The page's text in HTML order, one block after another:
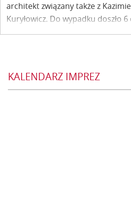
architekt związany także z
Kuryłowicz. Do wypadku doszło
górach gminy Bayas w comarce
KALENDARZ IMPREZ